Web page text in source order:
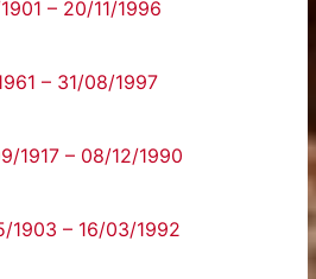
– 20/11/1996
– 31/08/1997
1917 – 08/12/1990
1903 – 16/03/1992